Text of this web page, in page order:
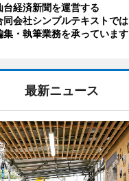
台経済新聞を運営する
同会社シンプルテキストでは
集・執筆業務を承っています
最新ニュース